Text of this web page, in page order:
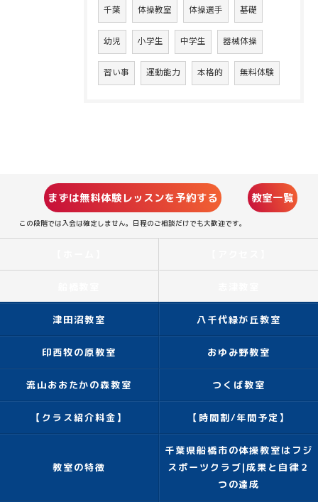
千葉 体操教室 体操選手 基礎
幼児 小学生 中学生 器械体操
習い事 運動能力 本格的 無料体験
まずは無料体験レッスンを予約する
この段階では入会は確定しません。日程のご相談だけでも大歓迎です。
教室一覧
津田沼教室 八千代緑が丘教室
印西牧の原教室 おゆみ野教室
流山おおたかの森教室 つくば教室
【クラス紹介料金】 【時間割/年間予定】
教室の特徴
千葉県船橋市の体操教室はフジ
スポーツクラブ|成果と自律２
つの達成